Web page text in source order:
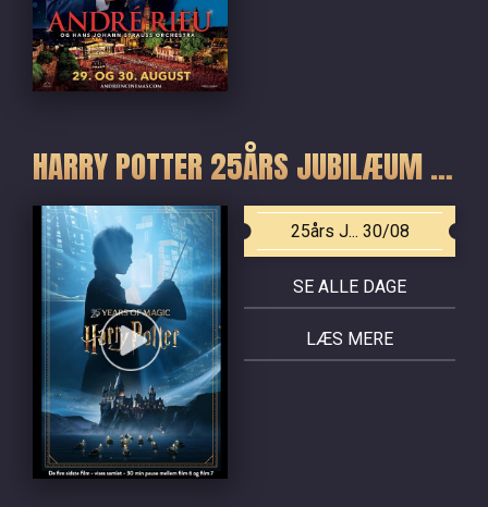
HARRY POTTER 25ÅRS JUBILÆUM - DE FIRE SIDSTE FILM
25års J... 30/08
SE ALLE DAGE
LÆS MERE